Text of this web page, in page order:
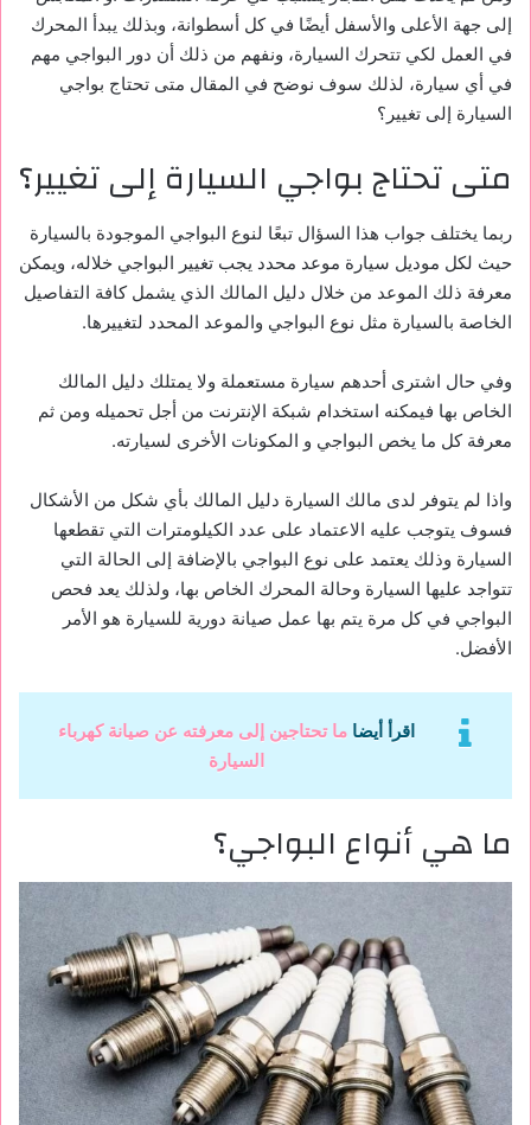
إلى جهة الأعلى والأسفل أيضًا في كل أسطوانة، وبذلك يبدأ المحرك
في العمل لكي تتحرك السيارة، ونفهم من ذلك أن دور البواجي مهم
في أي سيارة، لذلك سوف نوضح في المقال متى تحتاج بواجي
السيارة إلى تغيير؟
متى تحتاج بواجي السيارة إلى تغيير؟
ربما يختلف جواب هذا السؤال تبعًا لنوع البواجي الموجودة بالسيارة
حيث لكل موديل سيارة موعد محدد يجب تغيير البواجي خلاله، ويمكن
معرفة ذلك الموعد من خلال دليل المالك الذي يشمل كافة التفاصيل
الخاصة بالسيارة مثل نوع البواجي والموعد المحدد لتغييرها.
وفي حال اشترى أحدهم سيارة مستعملة ولا يمتلك دليل المالك
الخاص بها فيمكنه استخدام شبكة الإنترنت من أجل تحميله ومن ثم
معرفة كل ما يخص البواجي و المكونات الأخرى لسيارته.
واذا لم يتوفر لدى مالك السيارة دليل المالك بأي شكل من الأشكال
فسوف يتوجب عليه الاعتماد على عدد الكيلومترات التي تقطعها
السيارة وذلك يعتمد على نوع البواجي بالإضافة إلى الحالة التي
تتواجد عليها السيارة وحالة المحرك الخاص بها، ولذلك يعد فحص
البواجي في كل مرة يتم بها عمل صيانة دورية للسيارة هو الأمر
الأفضل.
اقرأ أيضاما تحتاجين إلى معرفته عن صيانة كهرباء
السيارة
ما هي أنواع البواجي؟